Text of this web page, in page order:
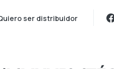
ser distribuidor